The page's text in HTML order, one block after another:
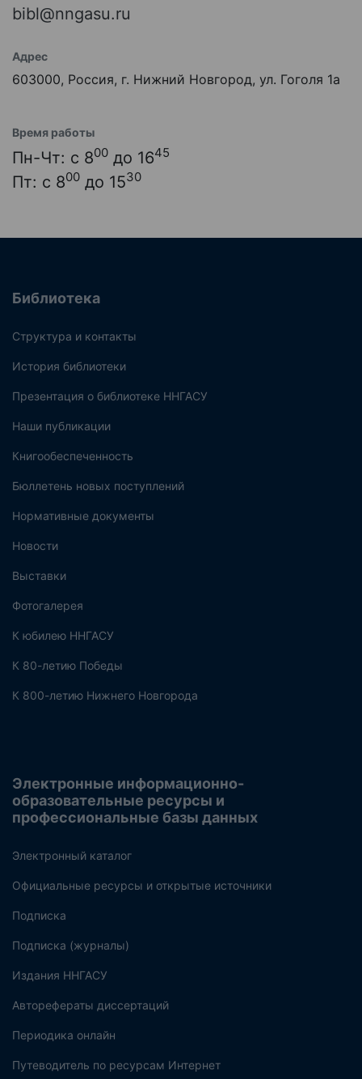
bibl@nngasu.ru
Адрес
603000, Россия, г. Нижний Новгород, ул. Гоголя 1а
Время работы
Пн-Чт: с 800 до 1645
Пт: с 800 до 1530
Библиотека
Структура и контакты
История библиотеки
Презентация о библиотеке ННГАСУ
Наши публикации
Книгообеспеченность
Бюллетень новых поступлений
Нормативные документы
Новости
Выставки
Фотогалерея
К юбилею ННГАСУ
К 80-летию Победы
К 800-летию Нижнего Новгорода
Электронные информационно-
образовательные ресурсы и
профессиональные базы данных
Электронный каталог
Официальные ресурсы и открытые источники
Подписка
Подписка (журналы)
Издания ННГАСУ
Авторефераты диссертаций
Периодика онлайн
Путеводитель по ресурсам Интернет